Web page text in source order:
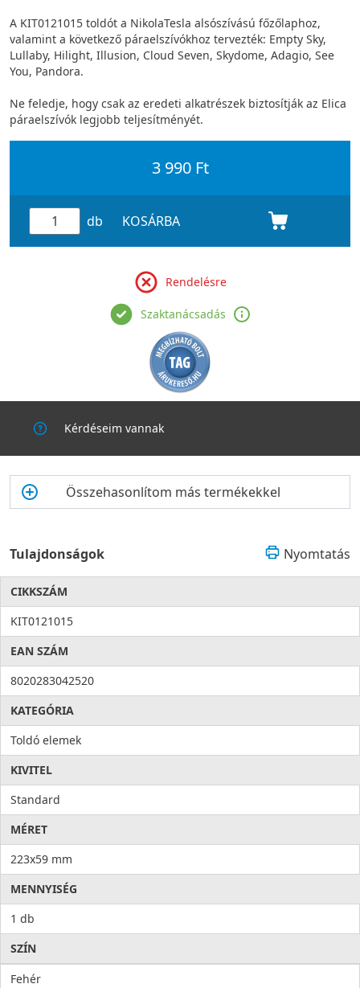
A KIT0121015 toldót a NikolaTesla alsószívású főzőlaphoz,
valamint a következő páraelszívókhoz tervezték: Empty Sky,
Lullaby, Hilight, Illusion, Cloud Seven, Skydome, Adagio, See
You, Pandora.
Ne feledje, hogy csak az eredeti alkatrészek biztosítják az Elica
páraelszívók legjobb teljesítményét.
3 990 Ft
db KOSÁRBA
Rendelésre
Szaktanácsadás
Kérdéseim vannak
Összehasonlítom más termékekkel
Tulajdonságok Nyomtatás
CIKKSZÁM
KIT0121015
EAN SZÁM
8020283042520
KATEGÓRIA
Toldó elemek
KIVITEL
Standard
MÉRET
223x59 mm
MENNYISÉG
1 db
SZÍN
Fehér